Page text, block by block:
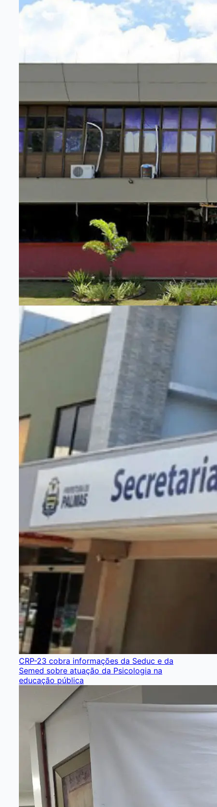
CRP-23 cobra informações da Seduc e da
Semed sobre atuação da Psicologia na
educação pública